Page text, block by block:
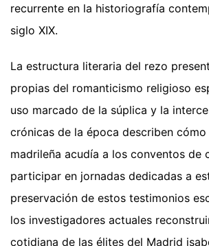
recurrente en la historiografía
siglo XIX.
La estructura literaria del rezo
propias del romanticismo religioso
uso marcado de la súplica y la
crónicas de la época describen cómo
madrileña acudía a los conventos de
participar en jornadas dedicadas a
preservación de estos testimonios
los investigadores actuales
cotidiana de las élites del Madrid